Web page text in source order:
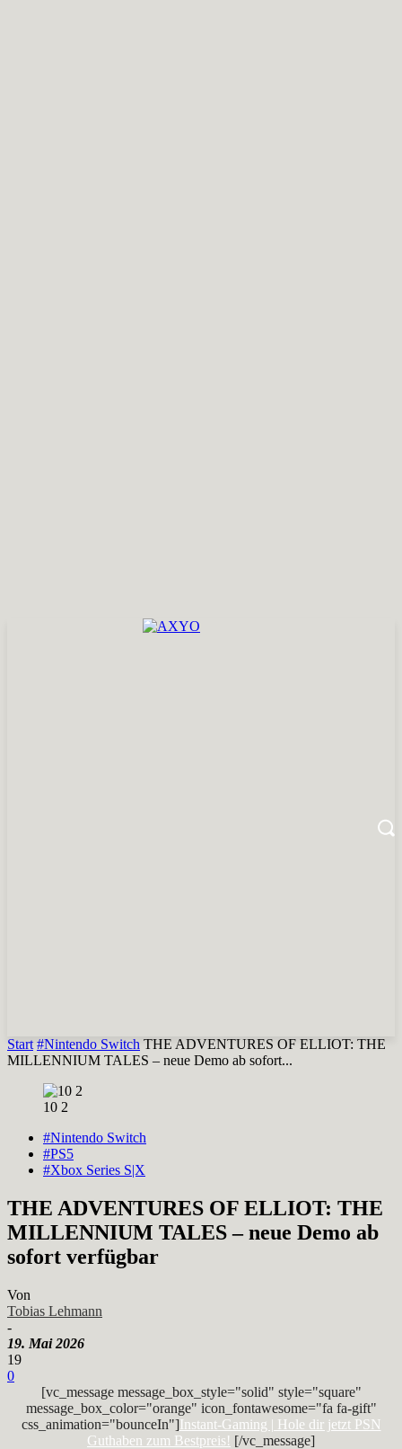
Start #Nintendo Switch THE ADVENTURES OF ELLIOT: THE
MILLENNIUM TALES – neue Demo ab sofort...
10 2
#Nintendo Switch
#PS5
#Xbox Series S|X
THE ADVENTURES OF ELLIOT: THE
MILLENNIUM TALES – neue Demo ab
sofort verfügbar
Von
Tobias Lehmann
-
19. Mai 2026
19
0
[vc_message message_box_style="solid" style="square"
message_box_color="orange" icon_fontawesome="fa fa-gift"
css_animation="bounceIn"]Instant-Gaming | Hole dir jetzt PSN
Guthaben zum Bestpreis! [/vc_message]